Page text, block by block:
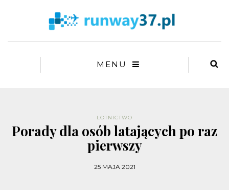
MENU
LOTNICTWO
Porady dla osób latających po raz
pierwszy
25 MAJA 2021